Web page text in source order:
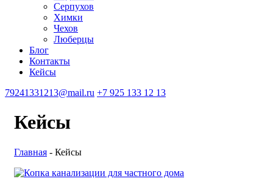
Серпухов
Химки
Чехов
Люберцы
Блог
Контакты
Кейсы
79241331213@mail.ru +7 925 133 12 13
Кейсы
Главная - Кейсы